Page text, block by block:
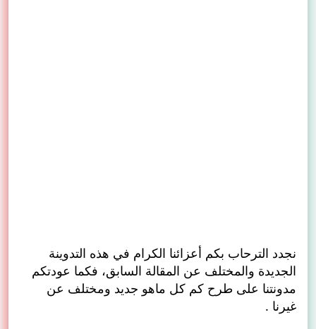
نجدد الترحاب بكم أعزائنا الكرام في هذه التدوينة
الجديدة والمختلف عن المقالة السابق، فكما عودتكم
مدونتنا على طرح كم كل ماهو جديد ومختلف عن
غيرنا .